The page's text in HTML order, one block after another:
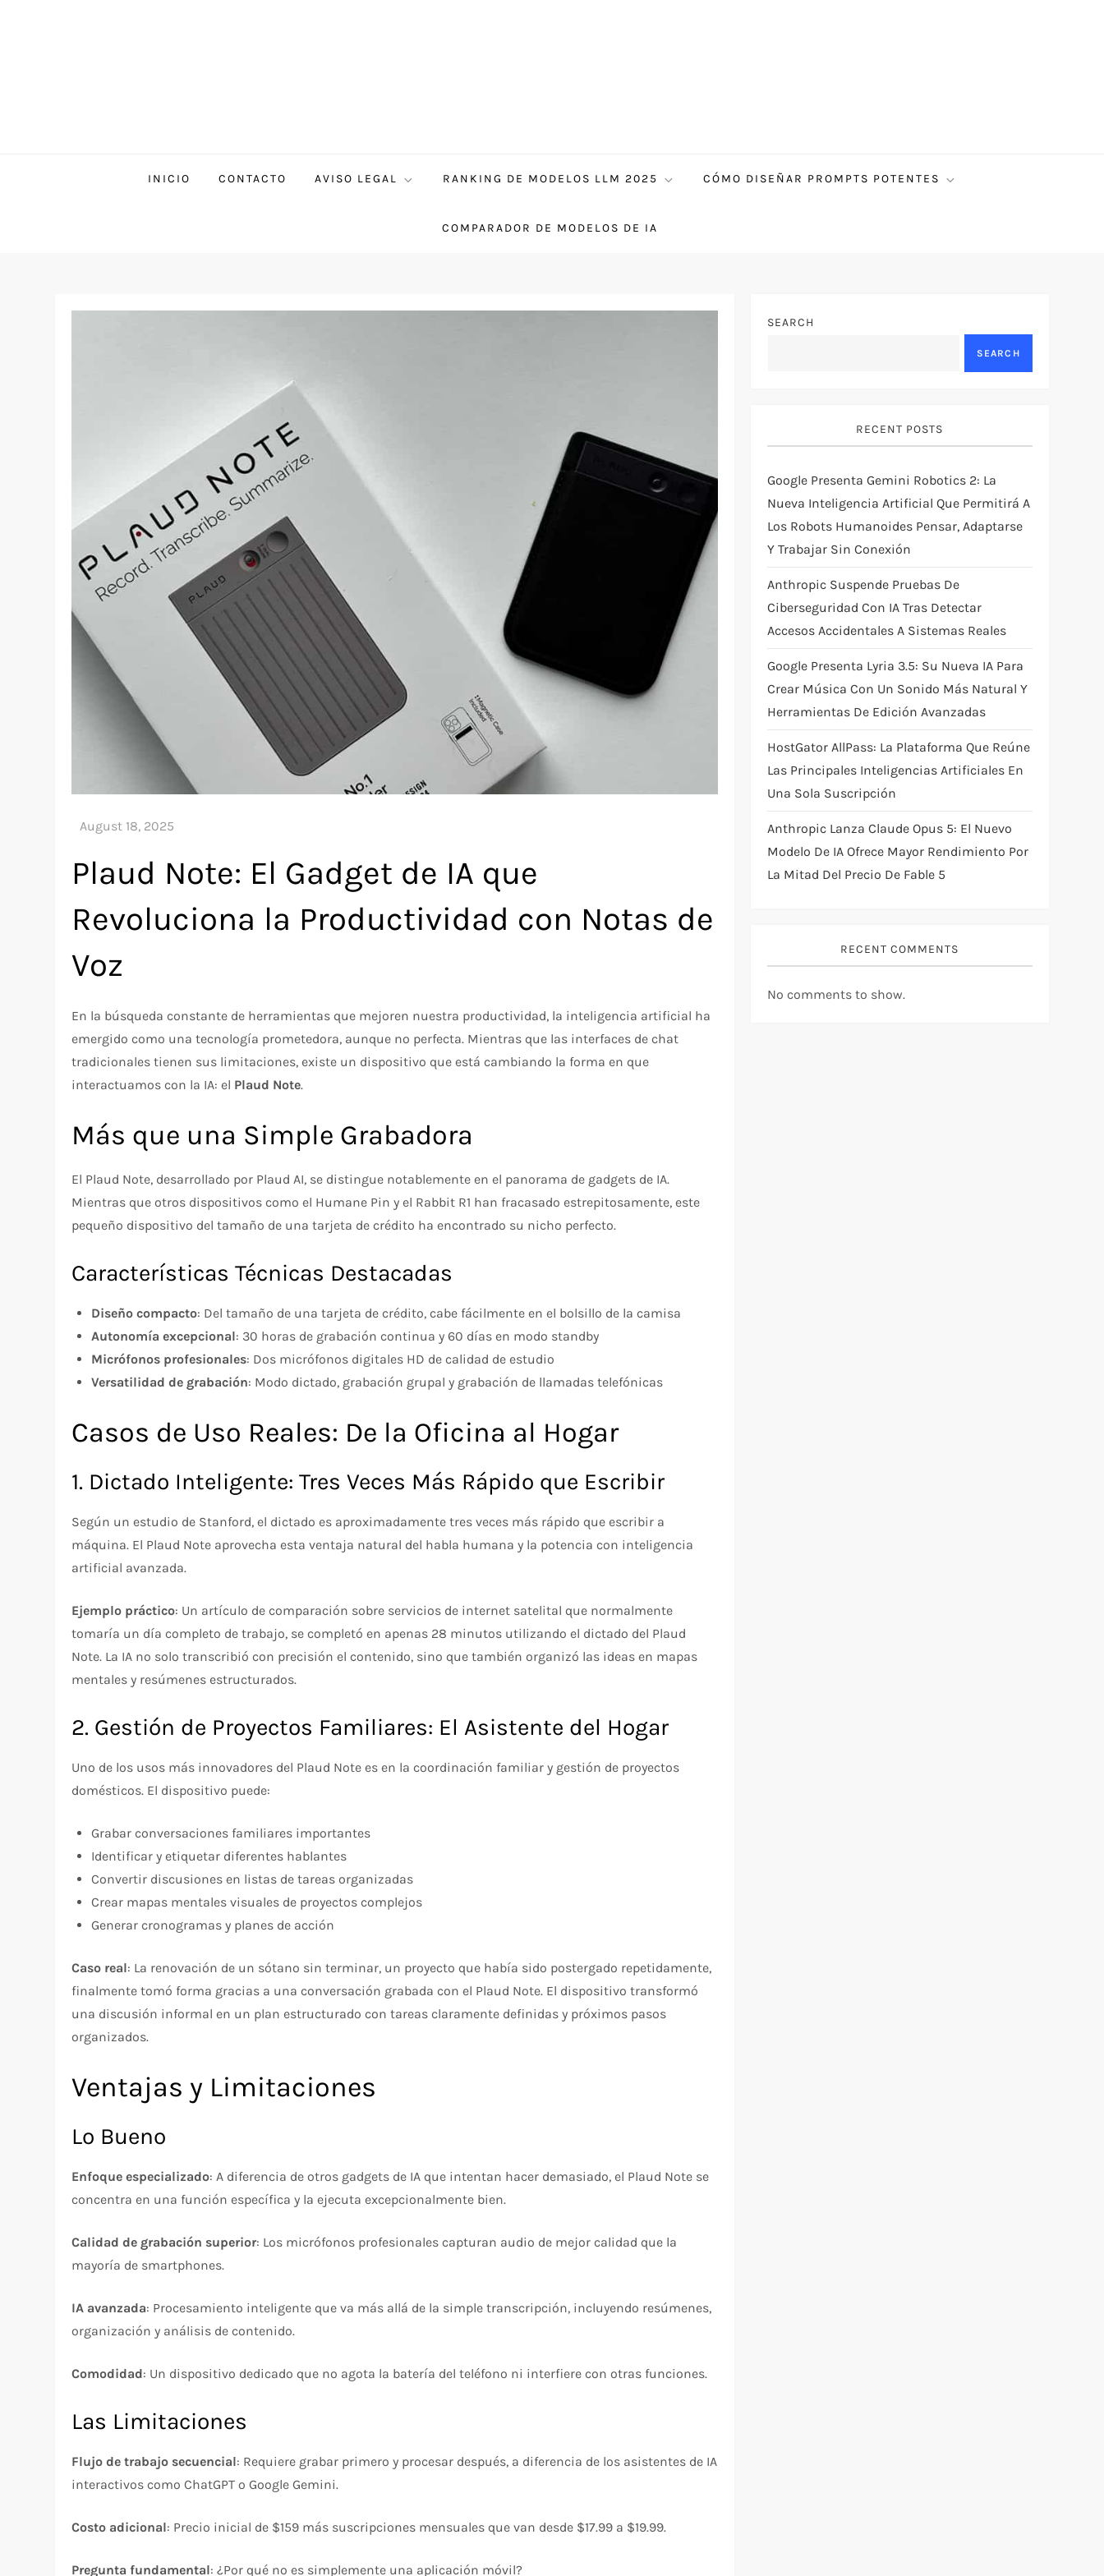
INICIO CONTACTO AVISO LEGAL RANKING DE MODELOS LLM 2025 CÓMO DISEÑAR PROMPTS POTENTES
COMPARADOR DE MODELOS DE IA
Plaud Note: El Gadget de IA que
Revoluciona la Productividad con Notas de
Voz
En la búsqueda constante de herramientas que mejoren nuestra productividad, la inteligencia artificial ha
emergido como una tecnología prometedora, aunque no perfecta. Mientras que las interfaces de chat
tradicionales tienen sus limitaciones, existe un dispositivo que está cambiando la forma en que
interactuamos con la IA: el Plaud Note.
Más que una Simple Grabadora
El Plaud Note, desarrollado por Plaud AI, se distingue notablemente en el panorama de gadgets de IA.
Mientras que otros dispositivos como el Humane Pin y el Rabbit R1 han fracasado estrepitosamente, este
pequeño dispositivo del tamaño de una tarjeta de crédito ha encontrado su nicho perfecto.
Características Técnicas Destacadas
Diseño compacto: Del tamaño de una tarjeta de crédito, cabe fácilmente en el bolsillo de la camisa
Autonomía excepcional: 30 horas de grabación continua y 60 días en modo standby
Micrófonos profesionales: Dos micrófonos digitales HD de calidad de estudio
Versatilidad de grabación: Modo dictado, grabación grupal y grabación de llamadas telefónicas
Casos de Uso Reales: De la Oficina al Hogar
1. Dictado Inteligente: Tres Veces Más Rápido que Escribir
Según un estudio de Stanford, el dictado es aproximadamente tres veces más rápido que escribir a
máquina. El Plaud Note aprovecha esta ventaja natural del habla humana y la potencia con inteligencia
artificial avanzada.
Ejemplo práctico: Un artículo de comparación sobre servicios de internet satelital que normalmente
tomaría un día completo de trabajo, se completó en apenas 28 minutos utilizando el dictado del Plaud
Note. La IA no solo transcribió con precisión el contenido, sino que también organizó las ideas en mapas
mentales y resúmenes estructurados.
2. Gestión de Proyectos Familiares: El Asistente del Hogar
Uno de los usos más innovadores del Plaud Note es en la coordinación familiar y gestión de proyectos
domésticos. El dispositivo puede:
Grabar conversaciones familiares importantes
Identificar y etiquetar diferentes hablantes
Convertir discusiones en listas de tareas organizadas
Crear mapas mentales visuales de proyectos complejos
Generar cronogramas y planes de acción
Caso real: La renovación de un sótano sin terminar, un proyecto que había sido postergado repetidamente,
finalmente tomó forma gracias a una conversación grabada con el Plaud Note. El dispositivo transformó
una discusión informal en un plan estructurado con tareas claramente definidas y próximos pasos
organizados.
Ventajas y Limitaciones
Lo Bueno
Enfoque especializado: A diferencia de otros gadgets de IA que intentan hacer demasiado, el Plaud Note se
concentra en una función específica y la ejecuta excepcionalmente bien.
Calidad de grabación superior: Los micrófonos profesionales capturan audio de mejor calidad que la
mayoría de smartphones.
IA avanzada: Procesamiento inteligente que va más allá de la simple transcripción, incluyendo resúmenes,
organización y análisis de contenido.
Comodidad: Un dispositivo dedicado que no agota la batería del teléfono ni interfiere con otras funciones.
Las Limitaciones
Flujo de trabajo secuencial: Requiere grabar primero y procesar después, a diferencia de los asistentes de IA
interactivos como ChatGPT o Google Gemini.
Costo adicional: Precio inicial de $159 más suscripciones mensuales que van desde $17.99 a $19.99.
Pregunta fundamental: ¿Por qué no es simplemente una aplicación móvil?
SEARCH
SEARCH
RECENT POSTS
Google Presenta Gemini Robotics 2: La
Nueva Inteligencia Artificial Que Permitirá A
Los Robots Humanoides Pensar, Adaptarse
Y Trabajar Sin Conexión
Anthropic Suspende Pruebas De
Ciberseguridad Con IA Tras Detectar
Accesos Accidentales A Sistemas Reales
Google Presenta Lyria 3.5: Su Nueva IA Para
Crear Música Con Un Sonido Más Natural Y
Herramientas De Edición Avanzadas
HostGator AllPass: La Plataforma Que Reúne
Las Principales Inteligencias Artificiales En
Una Sola Suscripción
Anthropic Lanza Claude Opus 5: El Nuevo
Modelo De IA Ofrece Mayor Rendimiento Por
La Mitad Del Precio De Fable 5
RECENT COMMENTS
No comments to show.